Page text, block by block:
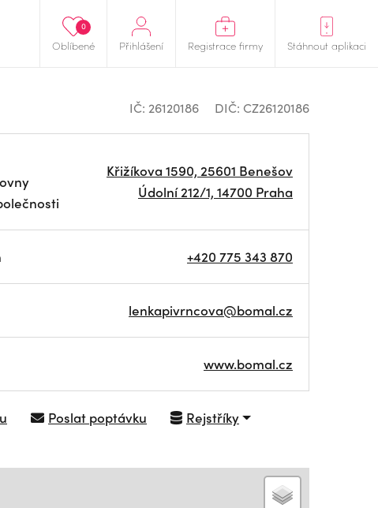
Oblíbené
0
Přihlášení Registrace firmy Stáhnout aplikaci
IČ: 26120186 DIČ: CZ26120186
Křižíkova 1590, 25601 Benešov
Údolní 212/1, 14700 Praha
+420 775 343 870
lenkapivrncova@bomal.cz
www.bomal.cz
Poslat poptávku Rejstříky